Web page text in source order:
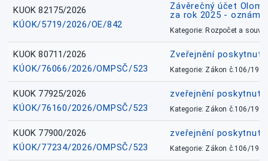
KUOK 82175/2026
KÚOK/5719/2026/OE/842
Závěrečný účet
za rok 2025 -
Kategorie: Rozpočet a
KUOK 80711/2026
KÚOK/76066/2026/OMPSČ/523
Zveřejnění
Kategorie: Zákon č.106/1999
KUOK 77925/2026
KÚOK/76160/2026/OMPSČ/523
zveřejnění
Kategorie: Zákon č.106/1999
KUOK 77900/2026
KÚOK/77234/2026/OMPSČ/523
zveřejnění
Kategorie: Zákon č.106/1999